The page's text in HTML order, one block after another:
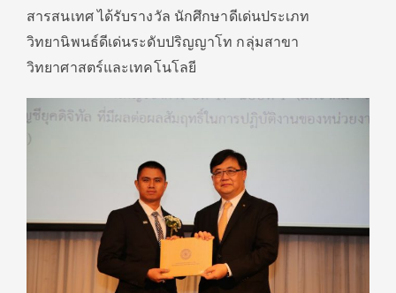
สารสนเทศ ได้รับรางวัล นักศึกษาดีเด่นประเภท
วิทยานิพนธ์ดีเด่นระดับปริญญาโท กลุ่มสาขา
วิทยาศาสตร์และเทคโนโลยี